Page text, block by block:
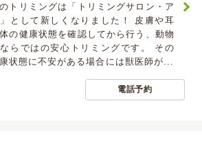
トリミングは「トリミングサロン・ア
として新しくなりました！ 皮膚や耳
の健康状態を確認してから行う、動物
らではの安心トリミングです。 その
状態に不安がある場合には獣医師が...
電話予約